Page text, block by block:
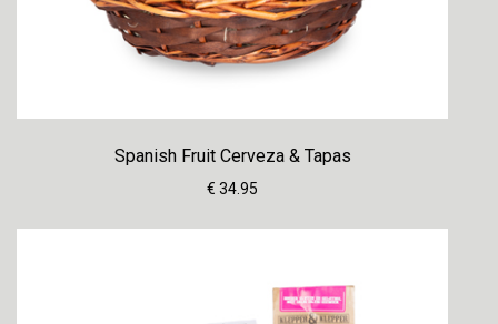
Spanish Fruit Cerveza & Tapas
€ 34.95